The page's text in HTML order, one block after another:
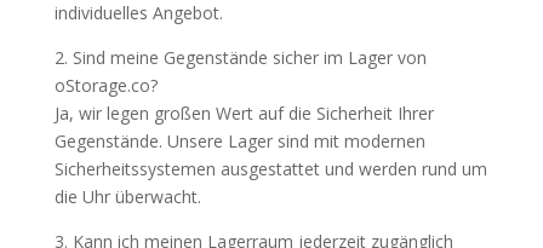
individuelles Angebot.
2. Sind meine Gegenstände sicher im Lager von
oStorage.co?
Ja, wir legen großen Wert auf die Sicherheit Ihrer
Gegenstände. Unsere Lager sind mit modernen
Sicherheitssystemen ausgestattet und werden rund um
die Uhr überwacht.
3. Kann ich meinen Lagerraum jederzeit zugänglich